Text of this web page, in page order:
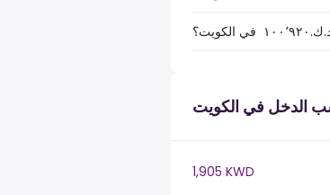
الدخل في الكويت
1,905 KWD